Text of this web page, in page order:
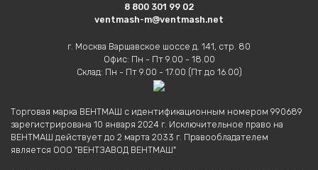
8 800 301 99 02
ventmash-m@ventmash.net
г. Москва Варшавское шоссе д. 141, стр. 80
Офис: Пн - Пт 9.00 - 18.00
Склад: Пн - Пт 9.00 - 17.00 (Пт до 16.00)
Торговая марка ВЕНТМАШ с идентификационным номером 990689
зарегистрирована 10 января 2024 г. Исключительное право на
ВЕНТМАШ действует до 2 марта 2033 г. Правообладателем
является ООО "ВЕНТЗАВОД ВЕНТМАШ"